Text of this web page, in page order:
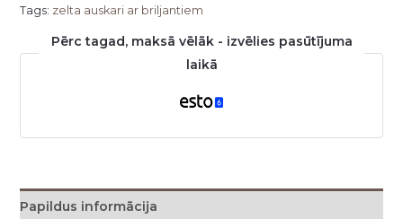
Tags: zelta auskari ar briljantiem
Pērc tagad, maksā vēlāk - izvēlies pasūtījuma
laikā
Papildus informācija